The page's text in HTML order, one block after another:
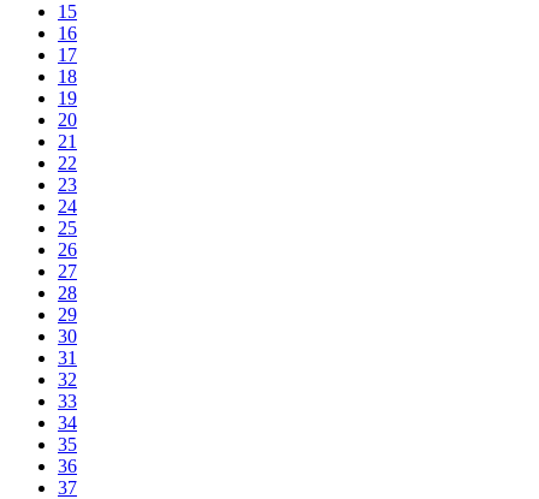
15
16
17
18
19
20
21
22
23
24
25
26
27
28
29
30
31
32
33
34
35
36
37